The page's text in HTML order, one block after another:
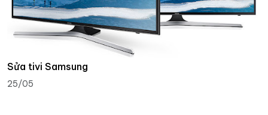
Sửa tivi Samsung
25/05